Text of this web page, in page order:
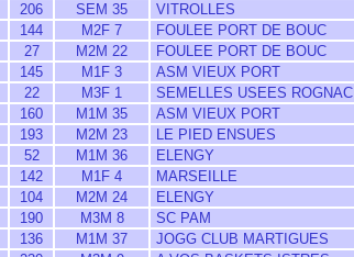
206 SEM 35 VITROLLES
144 M2F 7 FOULEE PORT DE BOUC
27 M2M 22 FOULEE PORT DE BOUC
145 M1F 3 ASM VIEUX PORT
22 M3F 1 SEMELLES USEES ROGNAC
160 M1M 35 ASM VIEUX PORT
193 M2M 23 LE PIED ENSUES
52 M1M 36 ELENGY
142 M1F 4 MARSEILLE
104 M2M 24 ELENGY
190 M3M 8 SC PAM
136 M1M 37 JOGG CLUB MARTIGUES